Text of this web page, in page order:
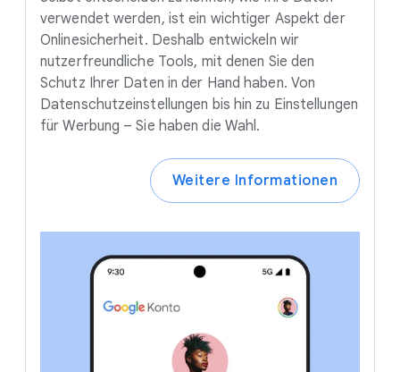
verwendet werden, ist ein wichtiger Aspekt der
Onlinesicherheit. Deshalb entwickeln wir
nutzerfreundliche Tools, mit denen Sie den
Schutz Ihrer Daten in der Hand haben. Von
Datenschutzeinstellungen bis hin zu Einstellungen
für Werbung – Sie haben die Wahl.
Weitere Informationen